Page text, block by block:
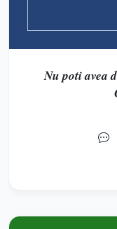
Nu poti avea